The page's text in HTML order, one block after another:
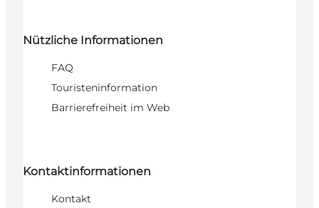
Nützliche Informationen
FAQ
Touristeninformation
Barrierefreiheit im Web
Kontaktinformationen
Kontakt